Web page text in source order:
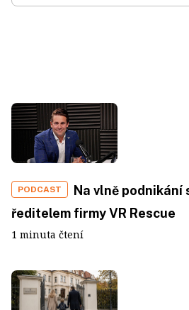
PODCAST
Na vlně podnikání
ředitelem firmy VR Rescue
1 minuta čtení